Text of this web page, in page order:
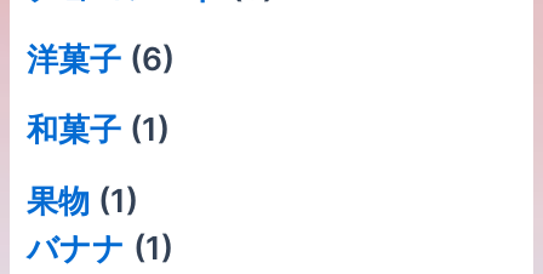
洋菓子 (6)
和菓子 (1)
果物 (1)
バナナ (1)